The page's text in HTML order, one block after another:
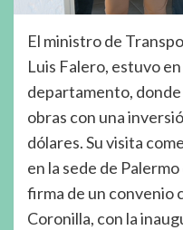
El ministro de
Luis Falero, estuvo
departamento,
obras con una
dólares. Su visita
en la sede de
firma de un convenio
Coronilla, con la